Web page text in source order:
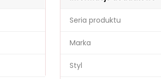
Seria produktu
Marka
Styl